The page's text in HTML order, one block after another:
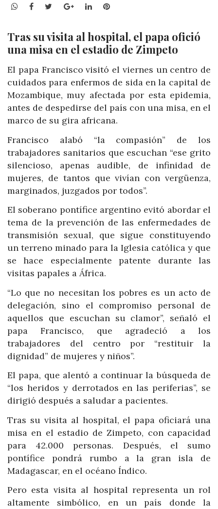
WhatsApp
Facebook
TwitterGoogle+LinkedInPinterest
Tras su visita al hospital, el papa ofició
una misa en el estadio de Zimpeto
El papa Francisco visitó el viernes un centro de
cuidados para enfermos de sida en la capital de
Mozambique, muy afectada por esta epidemia,
antes de despedirse del país con una misa, en el
marco de su gira africana.
Francisco alabó “la compasión” de los
trabajadores sanitarios que escuchan “ese grito
silencioso, apenas audible, de infinidad de
mujeres, de tantos que vivían con vergüenza,
marginados, juzgados por todos”.
El soberano pontífice argentino evitó abordar el
tema de la prevención de las enfermedades de
transmisión sexual, que sigue constituyendo
un terreno minado para la Iglesia católica y que
se hace especialmente patente durante las
visitas papales a África.
“Lo que no necesitan los pobres es un acto de
delegación, sino el compromiso personal de
aquellos que escuchan su clamor”, señaló el
papa Francisco, que agradeció a los
trabajadores del centro por “restituir la
dignidad” de mujeres y niños”.
El papa, que alentó a continuar la búsqueda de
“los heridos y derrotados en las periferias”, se
dirigió después a saludar a pacientes.
Tras su visita al hospital, el papa oficiará una
misa en el estadio de Zimpeto, con capacidad
para 42.000 personas. Después, el sumo
pontífice pondrá rumbo a la gran isla de
Madagascar, en el océano Índico.
Pero esta visita al hospital representa un rol
altamente simbólico, en un país donde la